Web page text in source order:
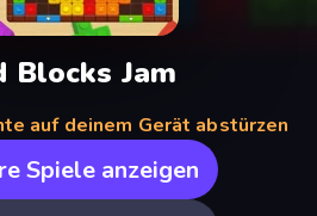
Blocks Jam
auf deinem Gerät abstürzen
Spiele anzeigen